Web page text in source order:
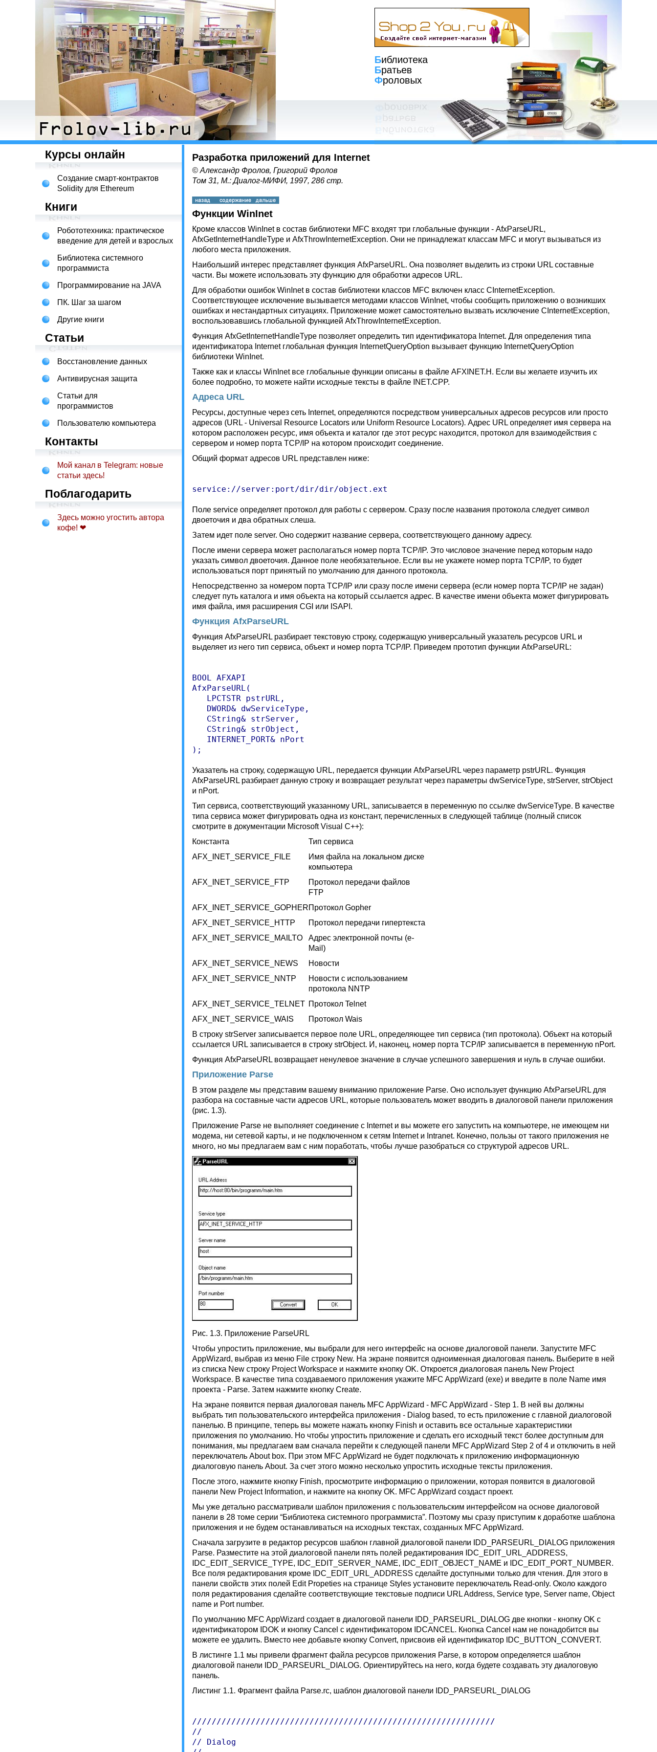
Библиотека
Братьев
Фроловых
Курсы онлайн
Создание смарт-контрактов
Solidity для Ethereum
Книги
Робототехника: практическое
введение для детей и взрослых
Библиотека системного
программиста
Программирование на JAVA
ПК. Шаг за шагом
Другие книги
Статьи
Восстановление данных
Антивирусная защита
Статьи для
программистов
Пользователю компьютера
Контакты
Мой канал в Telegram: новые
статьи здесь!
Поблагодарить
Здесь можно угостить автора
кофе! ❤
Разработка приложений для Internet
© Александр Фролов, Григорий Фролов
Том 31, М.: Диалог-МИФИ, 1997, 286 стр.
Функции WinInet
Кроме классов WinInet в состав библиотеки MFC входят три глобальные функции - AfxParseURL,
AfxGetInternetHandleType и AfxThrowInternetException. Они не принадлежат классам MFC и могут вызываться из
любого места приложения.
Наибольший интерес представляет функция AfxParseURL. Она позволяет выделить из строки URL составные
части. Вы можете использовать эту функцию для обработки адресов URL.
Для обработки ошибок WinInet в состав библиотеки классов MFC включен класс CInternetException.
Соответствующее исключение вызывается методами классов WinInet, чтобы сообщить приложению о возникших
ошибках и нестандартных ситуациях. Приложение может самостоятельно вызвать исключение CInternetException,
воспользовавшись глобальной функцией AfxThrowInternetException.
Функция AfxGetInternetHandleType позволяет определить тип идентификатора Internet. Для определения типа
идентификатора Internet глобальная функция InternetQueryOption вызывает функцию InternetQueryOption
библиотеки WinInet.
Также как и классы WinInet все глобальные функции описаны в файле AFXINET.H. Если вы желаете изучить их
более подробно, то можете найти исходные тексты в файле INET.CPP.
Адреса URL
Ресурсы, доступные через сеть Internet, определяются посредством универсальных адресов ресурсов или просто
адресов (URL - Universal Resource Locators или Uniform Resource Locators). Адрес URL определяет имя сервера на
котором расположен ресурс, имя объекта и каталог где этот ресурс находится, протокол для взаимодействия с
сервером и номер порта TCP/IP на котором происходит соединение.
Общий формат адресов URL представлен ниже:
Поле service определяет протокол для работы с сервером. Сразу после названия протокола следует символ
двоеточия и два обратных слеша.
Затем идет поле server. Оно содержит название сервера, соответствующего данному адресу.
После имени сервера может располагаться номер порта TCP/IP. Это числовое значение перед которым надо
указать символ двоеточия. Данное поле необязательное. Если вы не укажете номер порта TCP/IP, то будет
использоваться порт принятый по умолчанию для данного протокола.
Непосредственно за номером порта TCP/IP или сразу после имени сервера (если номер порта TCP/IP не задан)
следует путь каталога и имя объекта на который ссылается адрес. В качестве имени объекта может фигурировать
имя файла, имя расширения CGI или ISAPI.
Функция AfxParseURL
Функция AfxParseURL разбирает текстовую строку, содержащую универсальный указатель ресурсов URL и
выделяет из него тип сервиса, объект и номер порта TCP/IP. Приведем прототип функции AfxParseURL:
BOOL AFXAPI
AfxParseURL(
   LPCTSTR pstrURL,
   DWORD& dwServiceType,
   CString& strServer,
   CString& strObject,
   INTERNET_PORT& nPort
Указатель на строку, содержащую URL, передается функции AfxParseURL через параметр pstrURL. Функция
AfxParseURL разбирает данную строку и возвращает результат через параметры dwServiceType, strServer, strObject
и nPort.
Тип сервиса, соответствующий указанному URL, записывается в переменную по ссылке dwServiceType. В качестве
типа сервиса может фигурировать одна из констант, перечисленных в следующей таблице (полный список
смотрите в документации Microsoft Visual C++):
Константа
Тип сервиса
AFX_INET_SERVICE_FILE
Имя файла на локальном диске
компьютера
AFX_INET_SERVICE_FTP
Протокол передачи файлов
FTP
AFX_INET_SERVICE_GOPHERПротокол Gopher
AFX_INET_SERVICE_HTTP
Протокол передачи гипертекста
AFX_INET_SERVICE_MAILTO
Адрес электронной почты (e-
Mail)
AFX_INET_SERVICE_NEWS
Новости
AFX_INET_SERVICE_NNTP
Новости с использованием
протокола NNTP
AFX_INET_SERVICE_TELNET Протокол Telnet
AFX_INET_SERVICE_WAIS
Протокол Wais
В строку strServer записывается первое поле URL, определяющее тип сервиса (тип протокола). Объект на который
ссылается URL записывается в строку strObject. И, наконец, номер порта TCP/IP записывается в переменную nPort.
Функция AfxParseURL возвращает ненулевое значение в случае успешного завершения и нуль в случае ошибки.
Приложение Parse
В этом разделе мы представим вашему вниманию приложение Parse. Оно использует функцию AfxParseURL для
разбора на составные части адресов URL, которые пользователь может вводить в диалоговой панели приложения
(рис. 1.3).
Приложение Parse не выполняет соединение с Internet и вы можете его запустить на компьютере, не имеющем ни
модема, ни сетевой карты, и не подключенном к сетям Internet и Intranet. Конечно, пользы от такого приложения не
много, но мы предлагаем вам с ним поработать, чтобы лучше разобраться со структурой адресов URL.
Рис. 1.3. Приложение ParseURL
Чтобы упростить приложение, мы выбрали для него интерфейс на основе диалоговой панели. Запустите MFC
AppWizard, выбрав из меню File строку New. На экране появится одноименная диалоговая панель. Выберите в ней
из списка New строку Project Workspace и нажмите кнопку OK. Откроется диалоговая панель New Project
Workspace. В качестве типа создаваемого приложения укажите MFC AppWizard (exe) и введите в поле Name имя
проекта - Parse. Затем нажмите кнопку Create.
На экране появится первая диалоговая панель MFC AppWizard - MFC AppWizard - Step 1. В ней вы должны
выбрать тип пользовательского интерфейса приложения - Dialog based, то есть приложение с главной диалоговой
панелью. В принципе, теперь вы можете нажать кнопку Finish и оставить все остальные характеристики
приложения по умолчанию. Но чтобы упростить приложение и сделать его исходный текст более доступным для
понимания, мы предлагаем вам сначала перейти к следующей панели MFC AppWizard Step 2 of 4 и отключить в ней
переключатель About box. При этом MFC AppWizard не будет подключать к приложению информационную
диалоговую панель About. За счет этого можно несколько упростить исходные тексты приложения.
После этого, нажмите кнопку Finish, просмотрите информацию о приложении, которая появится в диалоговой
панели New Project Information, и нажмите на кнопку OK. MFC AppWizard создаст проект.
Мы уже детально рассматривали шаблон приложения с пользовательским интерфейсом на основе диалоговой
панели в 28 томе серии “Библиотека системного программиста”. Поэтому мы сразу приступим к доработке шаблона
приложения и не будем останавливаться на исходных текстах, созданных MFC AppWizard.
Сначала загрузите в редактор ресурсов шаблон главной диалоговой панели IDD_PARSEURL_DIALOG приложения
Parse. Разместите на этой диалоговой панели пять полей редактирования IDC_EDIT_URL_ADDRESS,
IDC_EDIT_SERVICE_TYPE, IDC_EDIT_SERVER_NAME, IDC_EDIT_OBJECT_NAME и IDC_EDIT_PORT_NUMBER.
Все поля редактирования кроме IDC_EDIT_URL_ADDRESS сделайте доступными только для чтения. Для этого в
панели свойств этих полей Edit Propeties на странице Styles установите переключатель Read-only. Около каждого
поля редактирования сделайте соответствующие текстовые подписи URL Address, Service type, Server name, Object
name и Port number.
По умолчанию MFC AppWizard создает в диалоговой панели IDD_PARSEURL_DIALOG две кнопки - кнопку OK с
идентификатором IDOK и кнопку Cancel с идентификатором IDCANCEL. Кнопка Cancel нам не понадобится вы
можете ее удалить. Вместо нее добавьте кнопку Convert, присвоив ей идентификатор IDC_BUTTON_CONVERT.
В листинге 1.1 мы привели фрагмент файла ресурсов приложения Parse, в котором определяется шаблон
диалоговой панели IDD_PARSEURL_DIALOG. Ориентируйтесь на него, когда будете создавать эту диалоговую
панель.
Листинг 1.1. Фрагмент файла Parse.rc, шаблон диалоговой панели IDD_PARSEURL_DIALOG
//////////////////////////////////////////////////////////////
//
// Dialog